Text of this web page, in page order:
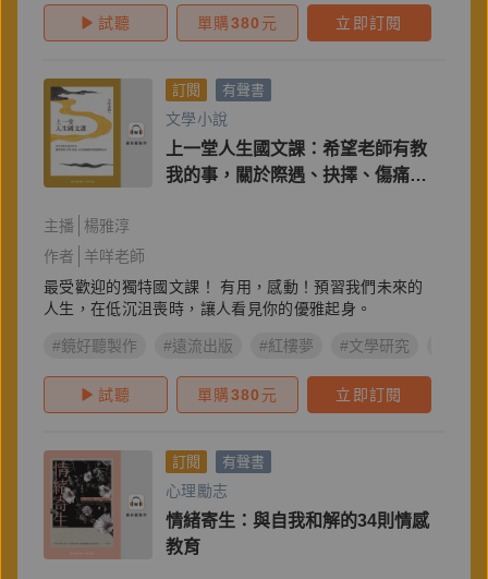
試聽 單購380 元 立即訂閱
訂閱 有聲書
文學小說
上一堂人生國文課：希望老師有教
我的事，關於際遇、抉擇、傷痛，
主播
楊雅淳
作者
羊咩老師
最受歡迎的獨特國文課！ 有用，感動！預習我們未來的
人生，在低沉沮喪時，讓人看見你的優雅起身。
#鏡好聽製作 #遠流出版 #紅樓夢 #文學研究
試聽 單購380 元 立即訂閱
訂閱 有聲書
心理勵志
情緒寄生：與自我和解的34則情感
教育